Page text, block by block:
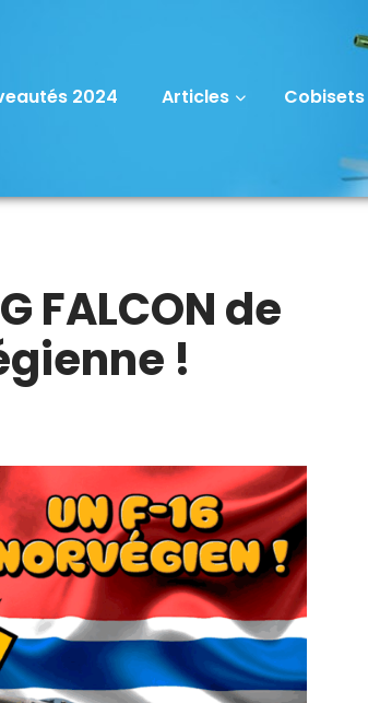
2024 Articles Cobisets
FALCON de
!